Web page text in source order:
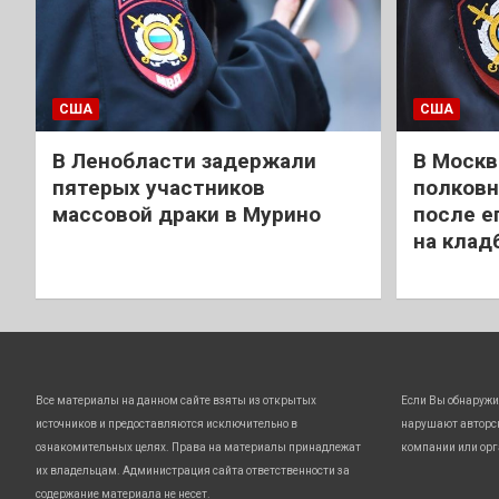
США
В Ленобласти задержали
пятерых участников
массовой драки в Мурино
США
В
после
на
Все материалы на данном сайте взяты из открытых
источников и предоставляются исключительно в
ознакомительных целях. Права на материалы принадлежат
их владельцам. Администрация сайта ответственности за
содержание материала не несет.
Если Вы
нарушают
компании или